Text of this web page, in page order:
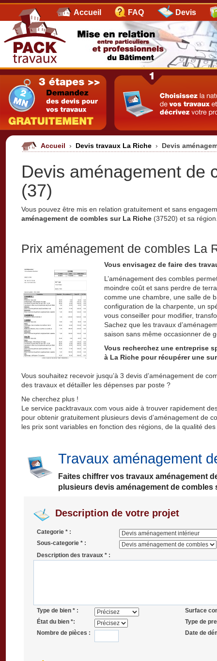
Accueil FAQ Devis
Accueil › Devis travaux La Riche › Devis
Devis aménagement de
(37)
Vous pouvez être mis en relation gratuitement et sans
aménagement de combles sur La Riche (37520) et sa
Prix aménagement de combles La
Vous envisagez de faire des
L’aménagement des combles
moindre coût et sans perdre de
comme une chambre, une salle de
configuration de la charpente, un
vous conseiller pour modifier,
Sachez que les travaux
saison sans même occasionner de
Vous recherchez une entreprise
à La Riche pour récupérer une
Vous souhaitez recevoir jusqu’à 3 devis d’aménagement de
des travaux et détailler les dépenses par poste ?
Ne cherchez plus !
Le service packtravaux.com vous aide à trouver rapidement
pour obtenir gratuitement plusieurs devis d’aménagement de
les prix sont variables en fonction des régions, de la qualité
Travaux aménagement
Faites chiffrer vos travaux aménagement
plusieurs devis aménagement de combles
Description de votre projet
Categorie * :
Sous-categorie * :
Description des travaux * :
Type de bien * :
Surface
État du bien *:
Type de
Nombre de pièces :
Date de